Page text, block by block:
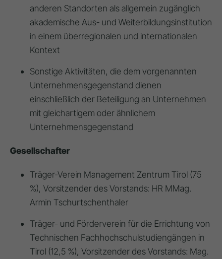
anderen Standorten als allgemein zugänglich
akademische Aus- und Weiterbildungsinstitution
in einem überregionalen und internationalen
Kontext
Sonstige Aktivitäten, die dem vorgenannten
Unternehmensgegenstand dienen
einschließlich der Beteiligung an Unternehmen
mit gleichartigem oder ähnlichem
Unternehmensgegenstand
Gesellschafter
Träger-Verein Management Zentrum Tirol (75
%), Vorsitzender des Vorstands: HR MMag.
Armin Tschurtschenthaler
Träger- und Förderverein für die Errichtung von
Technischen Fachhochschulstudiengängen in
Tirol (12,5 %), Vorsitzender des Vorstands: Mag.